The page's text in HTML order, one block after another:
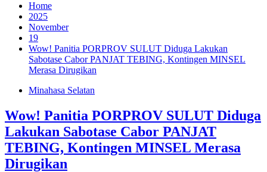
Home
2025
November
19
Wow! Panitia PORPROV SULUT Diduga Lakukan
Sabotase Cabor PANJAT TEBING, Kontingen MINSEL
Merasa Dirugikan‎
Minahasa Selatan
Wow! Panitia PORPROV SULUT Diduga
Lakukan Sabotase Cabor PANJAT
TEBING, Kontingen MINSEL Merasa
Dirugikan‎